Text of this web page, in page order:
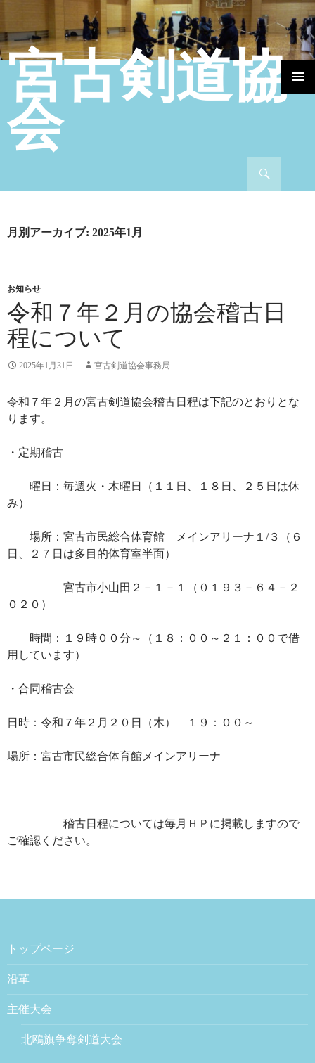
宮古剣道協
会
コンテンツへ移動
月別アーカイブ: 2025年1月
お知らせ
令和７年２月の協会稽古日
程について
2025年1月31日 宮古剣道協会事務局
令和７年２月の宮古剣道協会稽古日程は下記のとおりとな
ります。
・定期稽古
曜日：毎週火・木曜日（１１日、１８日、２５日は休
み）
場所：宮古市民総合体育館 メインアリーナ１/３（６
日、２７日は多目的体育室半面）
宮古市小山田２－１－１（０１９３－６４－２
０２０）
時間：１９時００分～（１８：００～２１：００で借
用しています）
・合同稽古会
日時：令和７年２月２０日（木） １９：００～
場所：宮古市民総合体育館メインアリーナ
稽古日程については毎月ＨＰに掲載しますので
ご確認ください。
トップページ
沿革
主催大会
北鴎旗争奪剣道大会